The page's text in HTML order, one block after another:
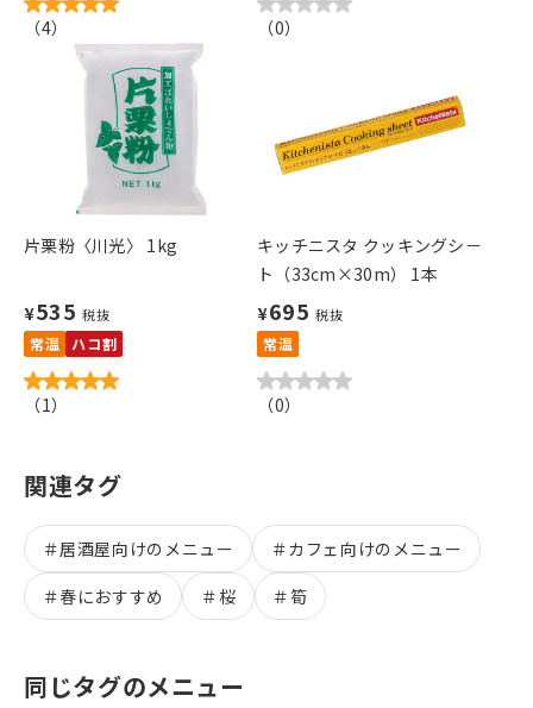
（4） （0）
片栗粉〈川光〉 1kg
¥535 税抜
常温 ハコ割
（1）
キッチニスタ クッキングシ－
ト（33cm×30m） 1本
¥695 税抜
常温
（0）
関連タグ
＃居酒屋向けのメニュー ＃カフェ向けのメニュー
＃春におすすめ ＃桜 ＃ 筍
同じタグのメニュー